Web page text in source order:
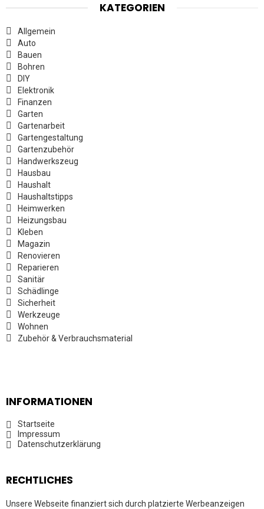
KATEGORIEN
Allgemein
Auto
Bauen
Bohren
DIY
Elektronik
Finanzen
Garten
Gartenarbeit
Gartengestaltung
Gartenzubehör
Handwerkszeug
Hausbau
Haushalt
Haushaltstipps
Heimwerken
Heizungsbau
Kleben
Magazin
Renovieren
Reparieren
Sanitär
Schädlinge
Sicherheit
Werkzeuge
Wohnen
Zubehör & Verbrauchsmaterial
INFORMATIONEN
Startseite
Impressum
Datenschutzerklärung
RECHTLICHES
Unsere Webseite finanziert sich durch platzierte Werbeanzeigen